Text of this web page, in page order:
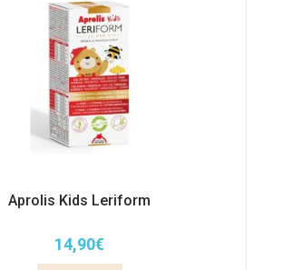
Aprolis Kids Leriform
14,90€